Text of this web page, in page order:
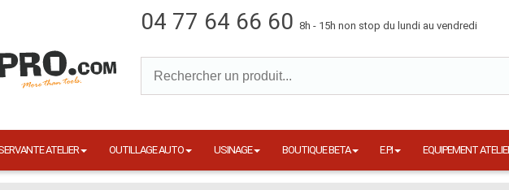
04 77 64 66 60 8h - 15h non stop du lundi au vendredi
ATELIER OUTILLAGE AUTO USINAGE BOUTIQUE BETA E.P.I EQUIPEMENT